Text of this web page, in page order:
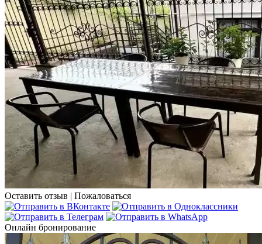
Оставить отзыв | Пожаловаться
Онлайн бронирование